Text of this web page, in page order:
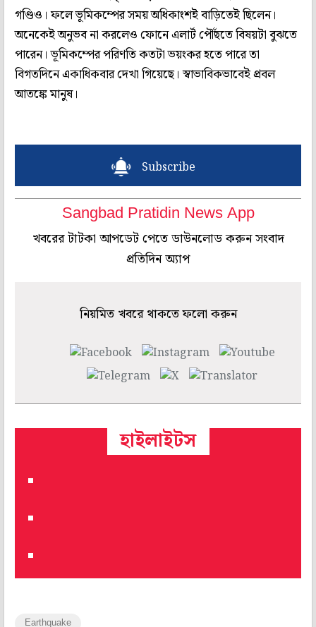
গণ্ডিও। ফলে ভূমিকম্পের সময় অধিকাংশই বাড়িতেই ছিলেন।
অনেকেই অনুভব না করলেও ফোনে এলার্ট পৌঁছতে বিষয়টা বুঝতে
পারেন। ভূমিকম্পের পরিণতি কতটা ভয়ংকর হতে পারে তা
বিগতদিনে একাধিকবার দেখা গিয়েছে। স্বাভাবিকভাবেই প্রবল
আতঙ্কে মানুষ।
Subscribe
Sangbad Pratidin News App
খবরের টাটকা আপডেট পেতে ডাউনলোড করুন সংবাদ
প্রতিদিন অ্যাপ
নিয়মিত খবরে থাকতে ফলো করুন
হাইলাইটস
Earthquake